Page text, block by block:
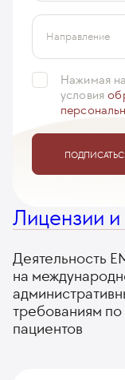
Направление
Нажимая
условия
Лицензии и
Деятельность
на
требованиям
пациентов